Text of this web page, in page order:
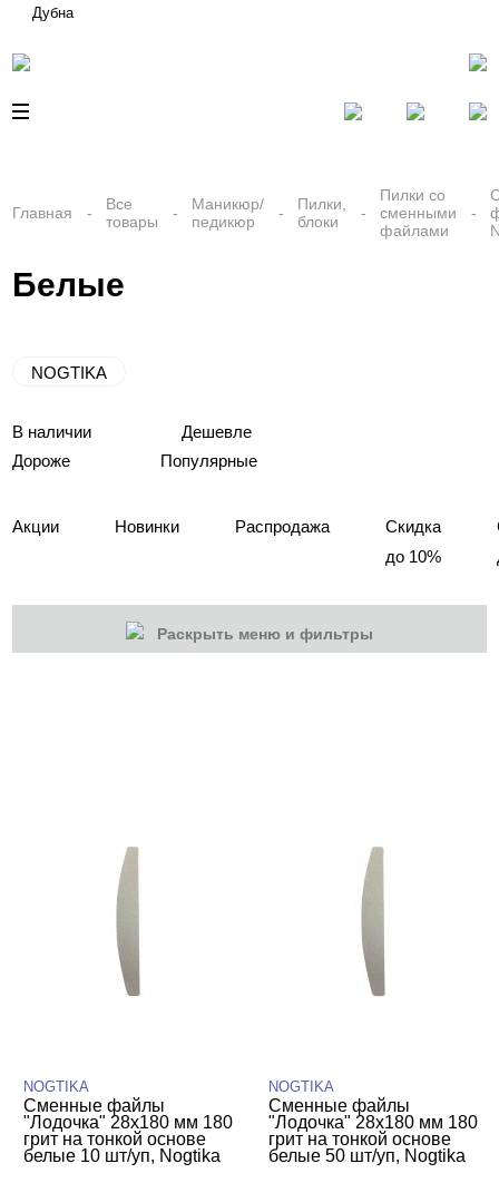
Дубна
Главная
Все
товары
Маникюр/
педикюр
Пилки,
блоки
Пилки со
сменными
файлами
Белые
NOGTIKA
В наличии
Дешевле
Дороже
Популярные
Акции Новинки Распродажа
Скидка
до 10%
Раскрыть меню и фильтры
Дизайн ногтей
Пилки, блоки
Пилки-основы
Сменные файлы NOGTIKA
NOGTIKA
Сменные файлы
"Лодочка" 28х180 мм 180
грит на тонкой основе
белые 10 шт/уп, Nogtika
NOGTIKA
Сменные файлы
"Лодочка" 28х180 мм 180
грит на тонкой основе
белые 50 шт/уп, Nogtika